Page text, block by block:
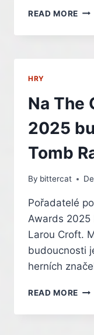
READ MORE
–
HRY
Na The
2025
Tomb
By bittercat
Pořadatelé
Awards 2025
Larou Croft.
budoucnosti
herních
READ MORE NA